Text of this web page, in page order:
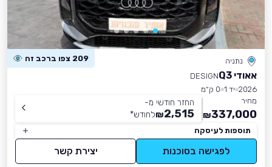
נתניה 209 צפו ברכב זה
אאודי Q3
DESIGN
2026 יד 1
0 ק״מ
מחיר
337,000
₪
החזר חודשי מ-
2,515
₪לחודש*
תוספות לעיסקה
לפגישה בסוכנות יצירת קשר